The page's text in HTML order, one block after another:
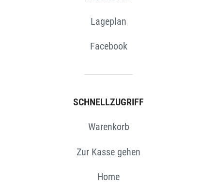
Lageplan
Facebook
SCHNELLZUGRIFF
Warenkorb
Zur Kasse gehen
Home